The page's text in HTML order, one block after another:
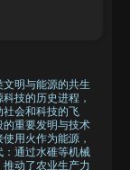
明与能源的共生
技的历史进程，
会和科技的飞
重要发明与技术
用火作为能源，
通过水碓等机械
动了农业生产力